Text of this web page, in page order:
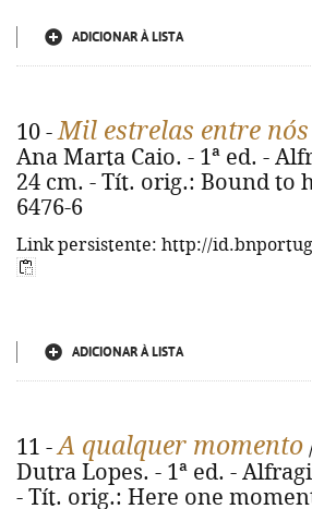
ADICIONAR À LISTA
10 -Mil estrelas entre nós
Ana Marta Caio. - 1ª ed. -
24 cm. - Tít. orig.: Bound to
6476-6
Link persistente: http://
ADICIONAR À LISTA
11 -A qualquer momento
Dutra Lopes. - 1ª ed. -
- Tít. orig.: Here one